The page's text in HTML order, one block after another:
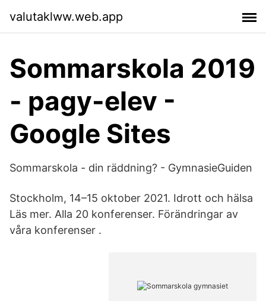
valutaklww.web.app
Sommarskola 2019
- pagy-elev -
Google Sites
Sommarskola - din räddning? - GymnasieGuiden
Stockholm, 14–15 oktober 2021. Idrott och hälsa
Läs mer. Alla 20 konferenser. Förändringar av
våra konferenser .